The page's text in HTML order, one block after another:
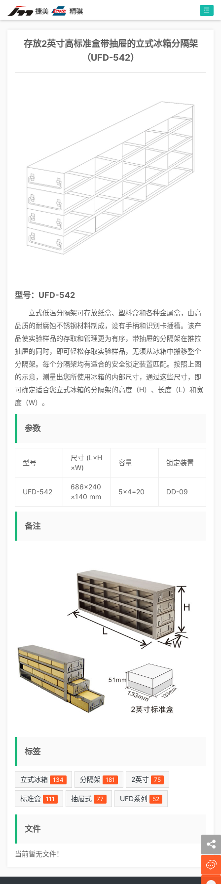
存放2英寸高标准盒带抽屉的立式冰箱分隔架
（UFD-542）
型号：UFD-542
立式低温分隔架可存放纸盒、塑料盒和各种金属盒，由高
品质的耐腐蚀不锈钢材料制成，设有手柄和识别卡插槽。该产
品使实验样品的存取和管理更为有序，带抽屉的分隔架在推拉
抽屉的同时，即可轻松存取实验样品，无须从冰箱中搬移整个
分隔架。每个分隔架均有适合的安全锁定装置匹配。按照上图
的示意，测量出您所使用冰箱的内部尺寸，通过这些尺寸，即
可确定适合您立式冰箱的分隔架的高度（H）、长度（L）和宽
度（W）。
参数
型号
尺寸 (L×H
×W)
容量 锁定装置
UFD-542
686×240
×140 mm
5×4=20 DD-09
备注
标签
立式冰箱 134 分隔架 181 2英寸 75
标准盒 111 抽屉式 77 UFD系列 52
文件
当前暂无文件！